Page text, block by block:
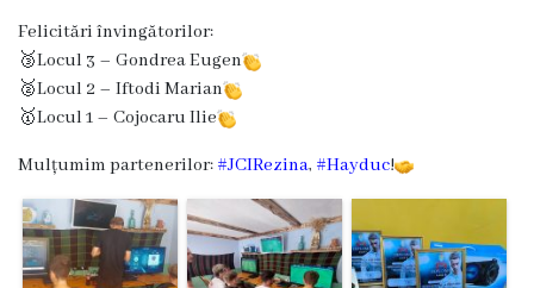
Dispozițiile
primarului
Plăți
salariale
încasate
Întreprinderi
Felicitări învingătorilor:
🥉Locul 3 – Gondrea Eugen
🥈Locul 2 – Iftodi Marian
🥇Locul 1 – Cojocaru Ilie
Mulțumim partenerilor: #JCIRezina, #Hayduc!